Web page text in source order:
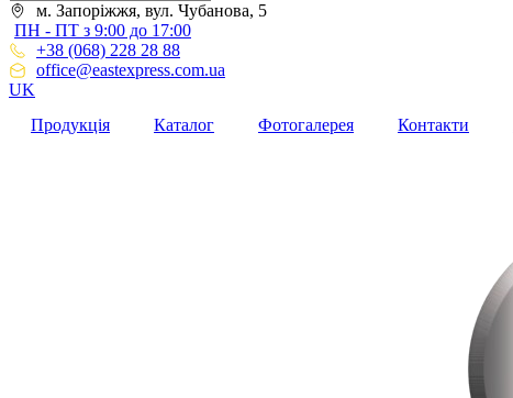
м. Запоріжжя, вул. Чубанова, 5
ПН - ПТ з 9:00 до 17:00
+38 (068) 228 28 88
office@eastexpress.com.ua
UK
Продукція
Каталог Фотогалерея Контакти